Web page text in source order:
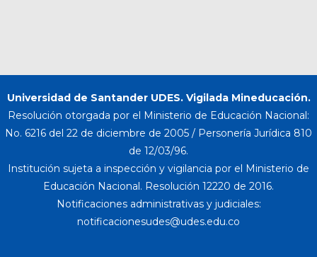
Universidad de Santander UDES. Vigilada Mineducación.
Resolución otorgada por el Ministerio de Educación Nacional:
No. 6216 del 22 de diciembre de 2005 / Personería Jurídica 810
de 12/03/96.
Institución sujeta a inspección y vigilancia por el Ministerio de
Educación Nacional. Resolución 12220 de 2016.
Notificaciones administrativas y judiciales: